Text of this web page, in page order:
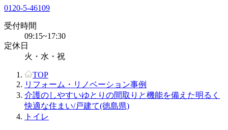
0120-5-46109
受付時間
09:15~17:30
定休日
火・水・祝
TOP
リフォーム・リノベーション事例
介護のしやすいゆとりの間取りと機能を備えた明るく
快適な住まい/戸建て(徳島県)
トイレ